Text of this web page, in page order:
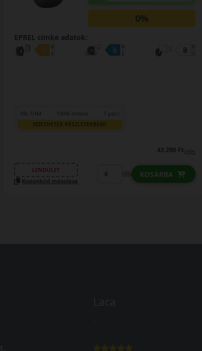
0%
EPREL cimke adatok:
0% THM 100% online 7 perc
FIZETHETEK RÉSZLETEKBEN?
47 590 Ft/db
LENDÜLET
Kuponkód másolása
db KOSÁRBA